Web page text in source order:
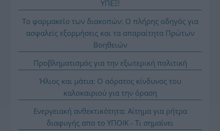
ΥΠΕΞ!
Το φαρμακείο των διακοπών: Ο πλήρης οδηγός για
ασφαλείς εξορμήσεις και τα απαραίτητα Πρώτων
Βοηθειών
Προβληματισμός για την εξωτερική πολιτική
Ήλιος και μάτια: Ο αόρατος κίνδυνος του
καλοκαιριού για την όραση
Ενεργειακή ανθεκτικότητα: Αίτημα για ρήτρα
διαφυγής απο το ΥΠΟΙΚ - Τι σημαίνει